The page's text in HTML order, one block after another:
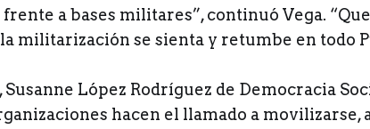
a bases militares”, continuó Vega.
militarización se sienta y retumbe en todo
Susanne López Rodríguez de Democracia
hacen el llamado a movilizarse,